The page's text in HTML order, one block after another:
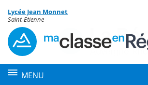
Menu de la rubrique
Contenu
Lycée Jean Monnet
Saint-Etienne
MENU